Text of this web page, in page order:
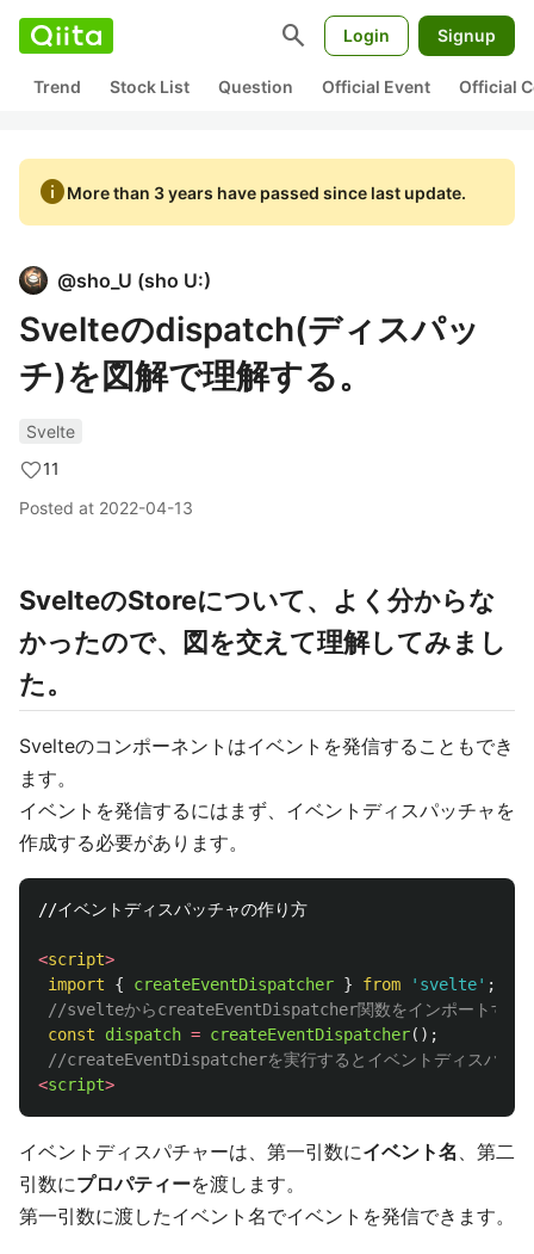
search Login Signup
Trend Stock List Question Official Event Official
infoMore than 3 years have passed since last update.
@sho_U (sho U:)
Svelteのdispatch(ディスパッ
チ)を図解で理解する。
Svelte
11
Posted at 2022-04-13
SvelteのStoreについて、よく分からな
かったので、図を交えて理解してみまし
た。
Svelteのコンポーネントはイベントを発信することもでき
ます。
イベントを発信するにはまず、イベントディスパッチャを
作成する必要があります。
//イベントディスパッチャの作り方
<script>
import
{ createEventDispatcher } from ' svelte' ;
//svelteからcreateEventDispatcher関数をインポートする
const
dispatch = createEventDispatcher();
//createEventDispatcherを実行するとイベントディスパッチ
<script>
イベントディスパチャーは、第一引数にイベント名 、第二
引数にプロパティーを渡します。
第一引数に渡したイベント名でイベントを発信できます。